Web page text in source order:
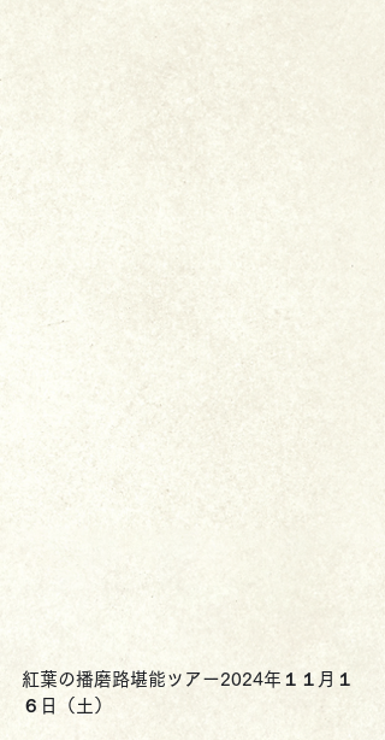
紅葉の播磨路堪能ツアー2024年１１月１
６日（土）